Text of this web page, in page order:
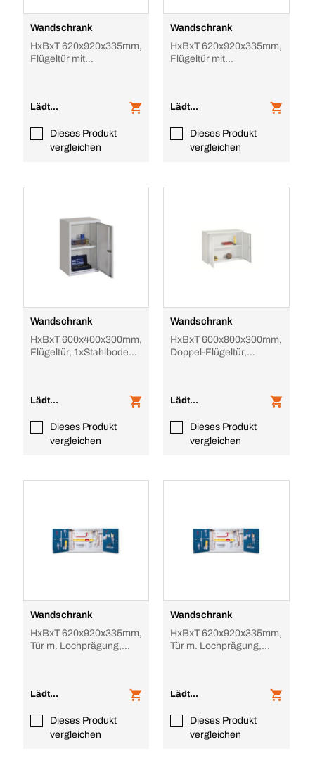
Wandschrank
HxBxT 620x920x335mm,
Flügeltür mit
Lädt...
Dieses Produkt
vergleichen
Wandschrank
HxBxT 620x920x335mm,
Flügeltür mit
Lädt...
Dieses Produkt
vergleichen
Wandschrank
HxBxT 600x400x300mm,
Flügeltür, 1xStahlboden,
Lädt...
Dieses Produkt
vergleichen
Wandschrank
HxBxT 600x800x300mm,
Doppel-Flügeltür,
Lädt...
Dieses Produkt
vergleichen
Wandschrank
HxBxT 620x920x335mm,
Tür m. Lochprägung,
Lädt...
Dieses Produkt
vergleichen
Wandschrank
HxBxT 620x920x335mm,
Tür m. Lochprägung,
Lädt...
Dieses Produkt
vergleichen